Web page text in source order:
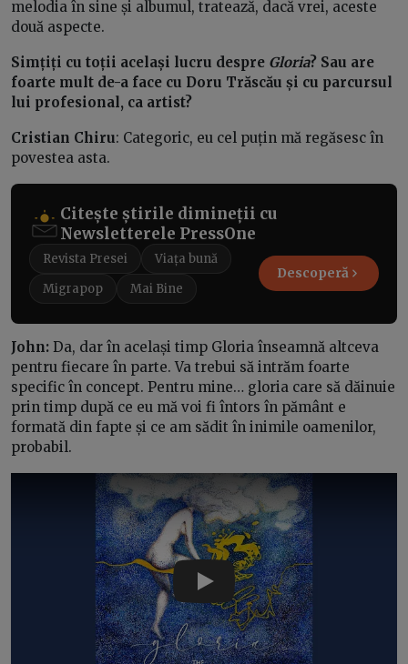
melodia în sine și albumul, tratează, dacă vrei, aceste
două aspecte.
Simțiți cu toții același lucru despre Gloria? Sau are
foarte mult de-a face cu Doru Trăscău și cu parcursul
lui profesional, ca artist?
Cristian Chiru: Categoric, eu cel puțin mă regăsesc în
povestea asta.
Citește știrile dimineții cu
Newsletterele PressOne
Revista Presei
Viața bună
Migrapop
Mai Bine
Descoperă
John: Da, dar în același timp Gloria înseamnă altceva
pentru fiecare în parte. Va trebui să intrăm foarte
specific în concept. Pentru mine… gloria care să dăinuie
prin timp după ce eu mă voi fi întors în pământ e
formată din fapte și ce am sădit în inimile oamenilor,
probabil.
Play